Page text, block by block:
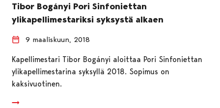
Tibor Bogányi Pori Sinfoniettan
ylikapellimestariksi syksystä alkaen
9 maaliskuun, 2018
Kapellimestari Tibor Bogányi aloittaa Pori Sinfoniettan
ylikapellimestarina syksyllä 2018. Sopimus on
kaksivuotinen.